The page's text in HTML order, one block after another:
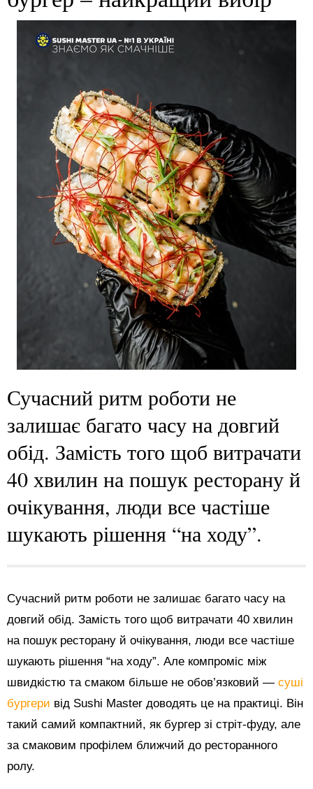
Сучасний ритм роботи не
залишає багато часу на довгий
обід. Замість того щоб витрачати
40 хвилин на пошук ресторану й
очікування, люди все частіше
шукають рішення “на ходу”.
Сучасний ритм роботи не залишає багато часу на
довгий обід. Замість того щоб витрачати 40 хвилин
на пошук ресторану й очікування, люди все частіше
шукають рішення “на ходу”. Але компроміс між
швидкістю та смаком більше не обов’язковий — суші
бургери від Sushi Master доводять це на практиці. Він
такий самий компактний, як бургер зі стріт-фуду, але
за смаковим профілем ближчий до ресторанного
ролу.